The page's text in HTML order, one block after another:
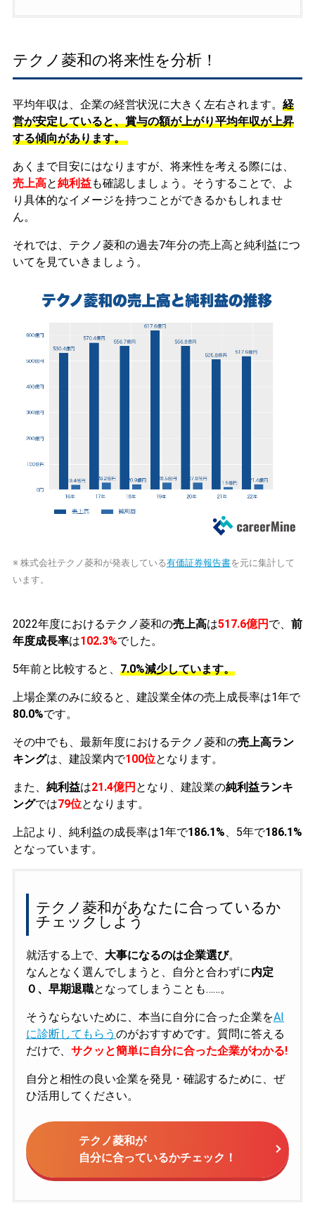
テクノ菱和の将来性を分析！
平均年収は、企業の経営状況に大きく左右されます。 経
営が安定していると、賞与の額が上がり平均年収が上昇
する傾向があります。
あくまで目安にはなりますが、将来性を考える際には、
売上高と純利益も確認しましょう。そうすることで、よ
り具体的なイメージを持つことができるかもしれませ
ん。
それでは、テクノ菱和の過去7年分の売上高と純利益につ
いてを見ていきましょう。
※ 株式会社テクノ菱和が発表している有価証券報告書を元に集計して
います。
2022年度におけるテクノ菱和の売上高は517.6億円 で、 前
年度成長率は102.3%でした。
5年前と比較すると、 7.0%減少しています。
上場企業のみに絞ると、建設業全体の売上成長率は1年で
80.0%です。
その中でも、最新年度におけるテクノ菱和の売上高ラン
キングは、建設業内で100位となります。
また、 純利益は21.4億円 となり、建設業の純利益ランキ
ングでは79位となります。
上記より、純利益の成長率は1年で186.1%、5年で186.1%
となっています。
テクノ菱和があなたに合っているか
チェックしよう
就活する上で、 大事になるのは企業選び。
なんとなく選んでしまうと、自分と合わずに内定
０、早期退職となってしまうことも……。
そうならないために、本当に自分に合った企業をAI
に診断してもらう のがおすすめです。質問に答える
だけで、 サクッと簡単に自分に合った企業がわかる!
自分と相性の良い企業を発見・確認するために、ぜ
ひ活用してください。
テクノ菱和が
自分に合っているかチェック！